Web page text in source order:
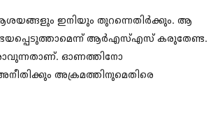
ഇനിയും തുറന്നെതിർക്കും. ആ
ഭയപ്പെടുത്താമെന്ന് ആർഎസ്എസ് കരുതേണ്ട.
ഓണത്തിനോ
അക്രമത്തിനുമെതിരെ